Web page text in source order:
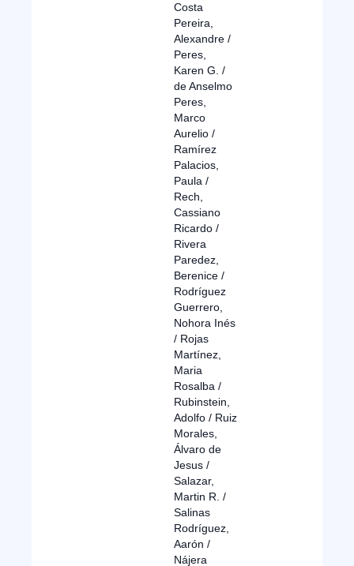
Costa
Pereira,
Alexandre /
Peres,
Karen G. /
de Anselmo
Peres,
Marco
Aurelio /
Ramírez
Palacios,
Paula /
Rech,
Cassiano
Ricardo /
Rivera
Paredez,
Berenice /
Rodríguez
Guerrero,
Nohora Inés
/ Rojas
Martínez,
Maria
Rosalba /
Rubinstein,
Adolfo / Ruiz
Morales,
Álvaro de
Jesus /
Salazar,
Martin R. /
Salinas
Rodríguez,
Aarón /
Nájera